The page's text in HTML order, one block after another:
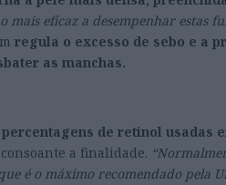
mais eficaz a desempenhar estas
regula o excesso de sebo e a
as manchas.
percentagens de retinol usadas
a finalidade.
que é o máximo recomendado pela